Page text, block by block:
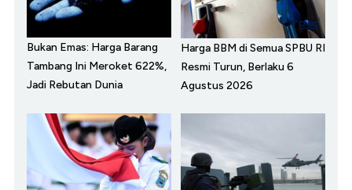
Bukan Emas: Harga Barang
Tambang Ini Meroket 622%,
Jadi Rebutan Dunia
Harga BBM di Semua SPBU RI
Resmi Turun, Berlaku 6
Agustus 2026